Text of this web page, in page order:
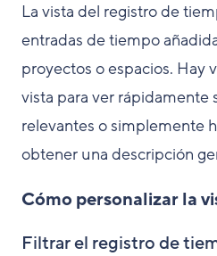
La vista del registro de
entradas de tiempo
proyectos o espacios. Hay
vista para ver rápidamente
relevantes o simplemente
obtener una descripción
Cómo personalizar la
Filtrar el registro de